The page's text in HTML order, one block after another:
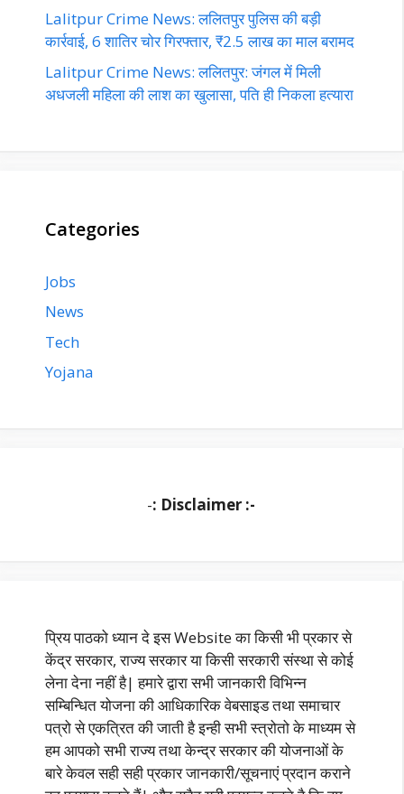
Lalitpur Crime News: ललितपुर पुलिस की बड़ी
कार्रवाई, 6 शातिर चोर गिरफ्तार, ₹2.5 लाख का माल बरामद
Lalitpur Crime News: ललितपुर: जंगल में मिली
अधजली महिला की लाश का खुलासा, पति ही निकला हत्यारा
Categories
Jobs
News
Tech
Yojana
-: Disclaimer :-
प्रिय पाठको ध्यान दे इस Website का किसी भी प्रकार से
केंद्र सरकार, राज्य सरकार या किसी सरकारी संस्था से कोई
लेना देना नहीं है| हमारे द्वारा सभी जानकारी विभिन्न
सम्बिन्धित योजना की आधिकारिक वेबसाइड तथा समाचार
पत्रो से एकत्रित की जाती है इन्ही सभी स्त्रोतो के माध्यम से
हम आपको सभी राज्य तथा केन्द्र सरकार की योजनाओं के
बारे केवल सही सही प्रकार जानकारी/सूचनाएं प्रदान कराने